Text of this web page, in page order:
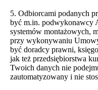
5. Odbiorcami podanych
być m.in. podwykonawcy
systemów montażowych,
przy wykonywaniu
być doradcy prawni,
jak też przedsiębiorstwa
Twoich danych nie
zautomatyzowany i nie